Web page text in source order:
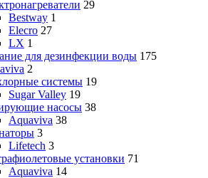
29
Bestway 1
Elecro 27
LX 1
для дезинфекции воды 175
2
системы 19
Sugar Valley 19
насосы 38
Aquaviva 38
3
Lifetech 3
установки 71
Aquaviva 14